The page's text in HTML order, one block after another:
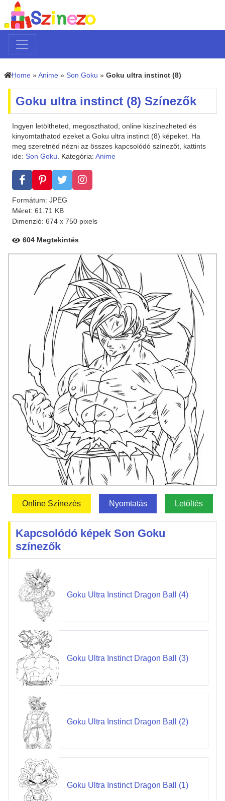
Home » Anime » Son Goku » Goku ultra instinct (8)
Goku ultra instinct (8) Színezők
Ingyen letöltheted, megoszthatod, online kiszínezheted és
kinyomtathatod ezeket a Goku ultra instinct (8) képeket. Ha
meg szeretnéd nézni az összes kapcsolódó színezőt, kattints
ide: Son Goku. Kategória: Anime
Formátum: JPEG
Méret: 61.71 KB
Dimenzió: 674 x 750 pixels
604 Megtekintés
Online Színezés Nyomtatás Letöltés
Kapcsolódó képek Son Goku
színezők
Goku Ultra Instinct Dragon Ball (4)
Goku Ultra Instinct Dragon Ball (3)
Goku Ultra Instinct Dragon Ball (2)
Goku Ultra Instinct Dragon Ball (1)